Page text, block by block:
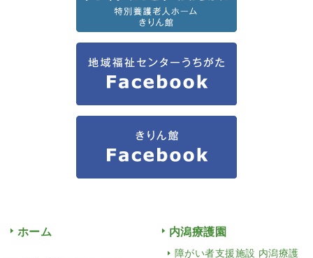
ホーム 内潟療護園
障がい者支援施設 内潟療護